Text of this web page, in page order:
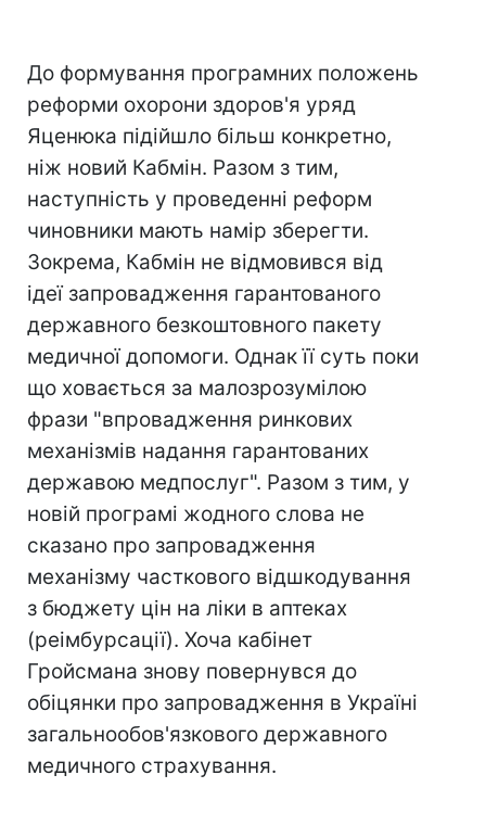
До формування програмних положень
реформи охорони здоров'я уряд
Яценюка підійшло більш конкретно,
ніж новий Кабмін. Разом з тим,
наступність у проведенні реформ
чиновники мають намір зберегти.
Зокрема, Кабмін не відмовився від
ідеї запровадження гарантованого
державного безкоштовного пакету
медичної допомоги. Однак її суть поки
що ховається за малозрозумілою
фрази "впровадження ринкових
механізмів надання гарантованих
державою медпослуг". Разом з тим, у
новій програмі жодного слова не
сказано про запровадження
механізму часткового відшкодування
з бюджету цін на ліки в аптеках
(реімбурсації). Хоча кабінет
Гройсмана знову повернувся до
обіцянки про запровадження в Україні
загальнообов'язкового державного
медичного страхування.